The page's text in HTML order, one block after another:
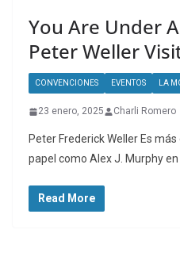
You Are Under
Peter Weller
CONVENCIONES EVENTOS LA
23 enero, 2025 Charli Romero
Peter Frederick Weller Es
papel como Alex J. Murphy
Read More